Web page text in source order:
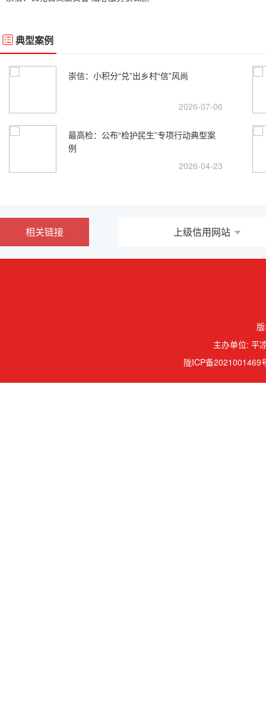
典型案例
崇信：小积分“兑”出乡村“信”风尚
2026-07-06
最高检：公布“检护民生”专项行动典型案
例
2026-04-23
相关链接 上级信用网站
主办单位: 平
陇ICP备2021001469